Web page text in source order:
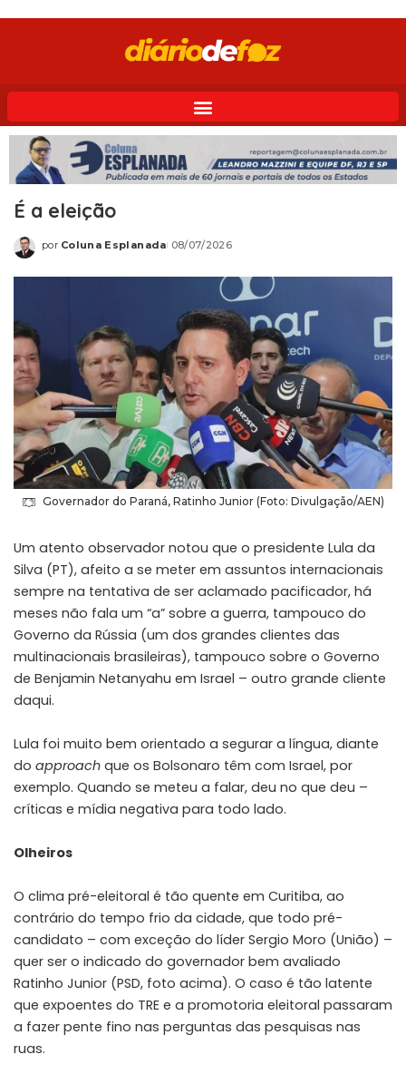
É a eleição
por Coluna Esplanada 08/07/2026
Governador do Paraná, Ratinho Junior (Foto: Divulgação/AEN)
Um atento observador notou que o presidente Lula da
Silva (PT), afeito a se meter em assuntos internacionais
sempre na tentativa de ser aclamado pacificador, há
meses não fala um “a” sobre a guerra, tampouco do
Governo da Rússia (um dos grandes clientes das
multinacionais brasileiras), tampouco sobre o Governo
de Benjamin Netanyahu em Israel – outro grande cliente
daqui.
Lula foi muito bem orientado a segurar a língua, diante
do approach que os Bolsonaro têm com Israel, por
exemplo. Quando se meteu a falar, deu no que deu –
críticas e mídia negativa para todo lado.
Olheiros
O clima pré-eleitoral é tão quente em Curitiba, ao
contrário do tempo frio da cidade, que todo pré-
candidato – com exceção do líder Sergio Moro (União) –
quer ser o indicado do governador bem avaliado
Ratinho Junior (PSD, foto acima). O caso é tão latente
que expoentes do TRE e a promotoria eleitoral passaram
a fazer pente fino nas perguntas das pesquisas nas
ruas.